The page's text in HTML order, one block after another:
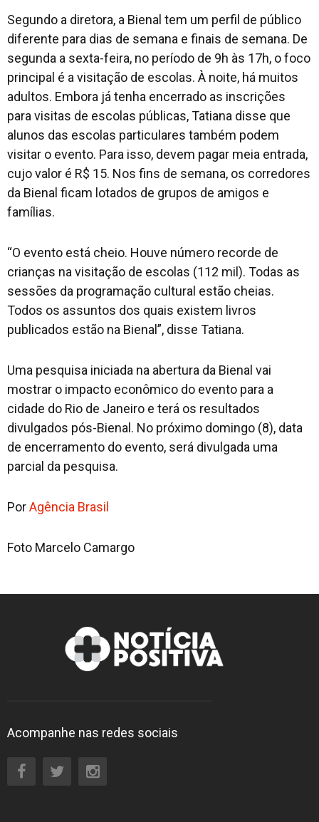
Segundo a diretora, a Bienal tem um perfil de público
diferente para dias de semana e finais de semana. De
segunda a sexta-feira, no período de 9h às 17h, o foco
principal é a visitação de escolas. À noite, há muitos
adultos. Embora já tenha encerrado as inscrições
para visitas de escolas públicas, Tatiana disse que
alunos das escolas particulares também podem
visitar o evento. Para isso, devem pagar meia entrada,
cujo valor é R$ 15. Nos fins de semana, os corredores
da Bienal ficam lotados de grupos de amigos e
famílias.
“O evento está cheio. Houve número recorde de
crianças na visitação de escolas (112 mil). Todas as
sessões da programação cultural estão cheias.
Todos os assuntos dos quais existem livros
publicados estão na Bienal”, disse Tatiana.
Uma pesquisa iniciada na abertura da Bienal vai
mostrar o impacto econômico do evento para a
cidade do Rio de Janeiro e terá os resultados
divulgados pós-Bienal. No próximo domingo (8), data
de encerramento do evento, será divulgada uma
parcial da pesquisa.
PorAgência Brasil
Foto Marcelo Camargo
Acompanhe nas redes sociais